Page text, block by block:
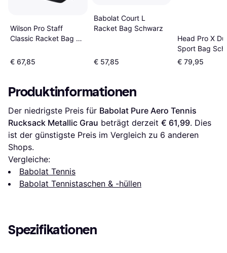
Wilson Pro Staff
Classic Racket Bag 6
€ 67,85
Babolat Court L
Racket Bag Schwarz
€ 57,85
Head Pro X
Sport Bag
€ 79,95
Produktinformationen
Der niedrigste Preis für Babolat Pure Aero Tennis
Rucksack Metallic Grau beträgt derzeit € 61,99. Dies
ist der günstigste Preis im Vergleich zu 6 anderen
Shops.
Vergleiche:
Babolat Tennis
Babolat Tennistaschen & -hüllen
Spezifikationen